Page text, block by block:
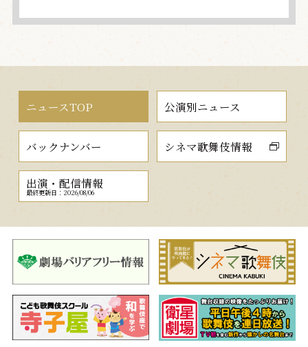
ニュースTOP 公演別ニュース
バックナンバー シネマ歌舞伎情報
出演・配信情報
最終更新日：2026/08/06